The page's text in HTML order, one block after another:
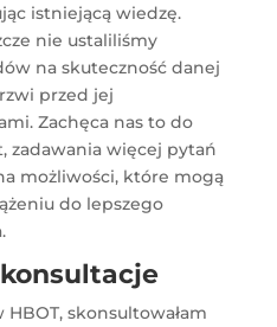
istniejącą wiedzę.
nie ustaliliśmy
na skuteczność danej
przed jej
Zachęca nas to do
zadawania więcej pytań
możliwości, które mogą
do lepszego
HBOT, skonsultowałam